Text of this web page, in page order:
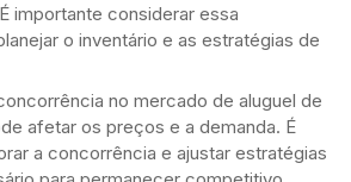
importante considerar essa
o inventário e as estratégias de
no mercado de aluguel de
afetar os preços e a demanda. É
a concorrência e ajustar estratégias